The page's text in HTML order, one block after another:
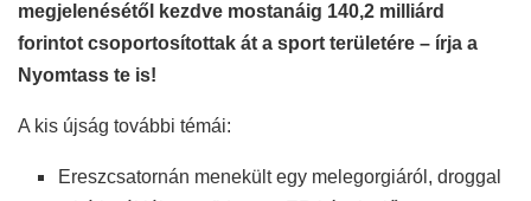
megjelenésétől kezdve mostanáig 140,2 milliárd
forintot csoportosítottak át a sport területére – írja a
Nyomtass te is!
A kis újság további témái:
Ereszcsatornán menekült egy melegorgiáról, droggal